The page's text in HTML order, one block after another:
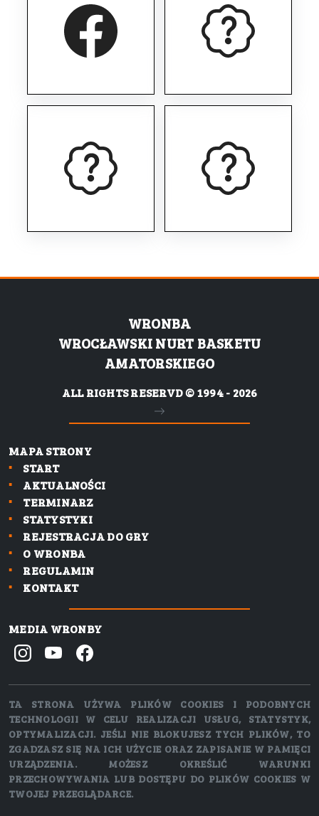
WRONBA
WROCŁAWSKI NURT BASKETU
AMATORSKIEGO
ALL RIGHTS RESERVD © 1994 - 2026
MAPA STRONY
START
AKTUALNOŚCI
TERMINARZ
STATYSTYKI
REJESTRACJA DO GRY
O WRONBA
REGULAMIN
KONTAKT
MEDIA WRONBY
TA STRONA UŻYWA PLIKÓW COOKIES I PODOBNYCH
TECHNOLOGII W CELU REALIZACJI USŁUG, STATYSTYK,
OPTYMALIZACJI. JEŚLI NIE BLOKUJESZ TYCH PLIKÓW, TO
ZGADZASZ SIĘ NA ICH UŻYCIE ORAZ ZAPISANIE W PAMIĘCI
URZĄDZENIA. MOŻESZ OKREŚLIĆ WARUNKI
PRZECHOWYWANIA LUB DOSTĘPU DO PLIKÓW COOKIES W
TWOJEJ PRZEGLĄDARCE.